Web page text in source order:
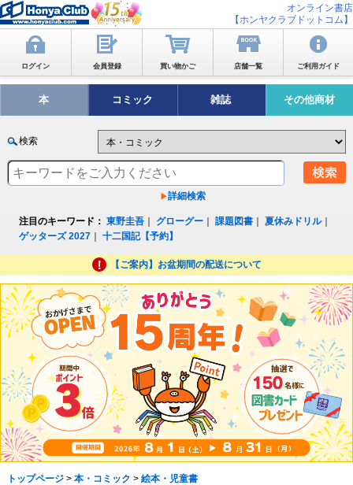
オンライン書店
【ホンヤクラブドットコム】
ログイン 会員登録 買い物かご 店舗一覧 ご利用ガイド
本 コミック 雑誌 その他商材
検索
詳細検索
注目のキーワード： 東野圭吾 グローグー ｜課題図書 ｜夏休みドリル｜
ゲッターズ 2027 ｜十二国記【予約】
【ご案内】お盆期間の配送について
トップページ> 本・コミック > 絵本・児童書